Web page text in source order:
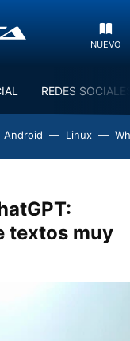
NUEVO
REDES
Android Linux
textos muy